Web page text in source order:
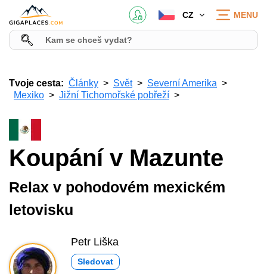
CZ MENU
Tvoje cesta: Články Svět
Severní Amerika
Mexiko
Jižní Tichomořské pobřeží
Koupání v Mazunte
Relax v pohodovém mexickém
letovisku
Petr Liška
Sledovat